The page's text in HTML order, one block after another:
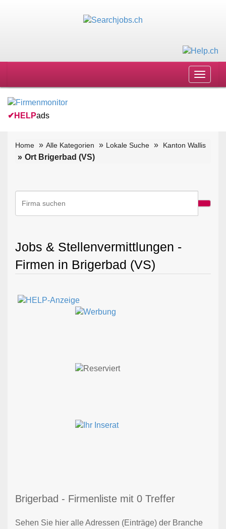
Toggle
✔ HELPads
Home Alle Kategorien Lokale Suche Kanton Wallis
Ort Brigerbad (VS)
Jobs & Stellenvermittlungen -
Firmen in Brigerbad (VS)
Brigerbad - Firmenliste mit 0 Treffer
Sehen Sie hier alle Adressen (Einträge) der Branche